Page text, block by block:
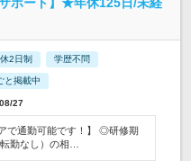
2日制 学歴不問
と掲載中
27
で通勤可能です！】 ◎研修期
勤なし）の相…